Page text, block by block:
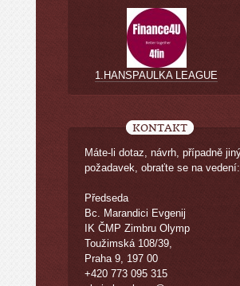
1.HANSPAULKA LEAGUE
KONTAKT
Máte-li dotaz, návrh, případně
požadavek, obraťte se na vedení:
Předseda
Bc. Marandici Evgenij
IK ČMP Zimbru Olymp
Toužimská 108/39,
Praha 9, 197 00
+420 773 095 315